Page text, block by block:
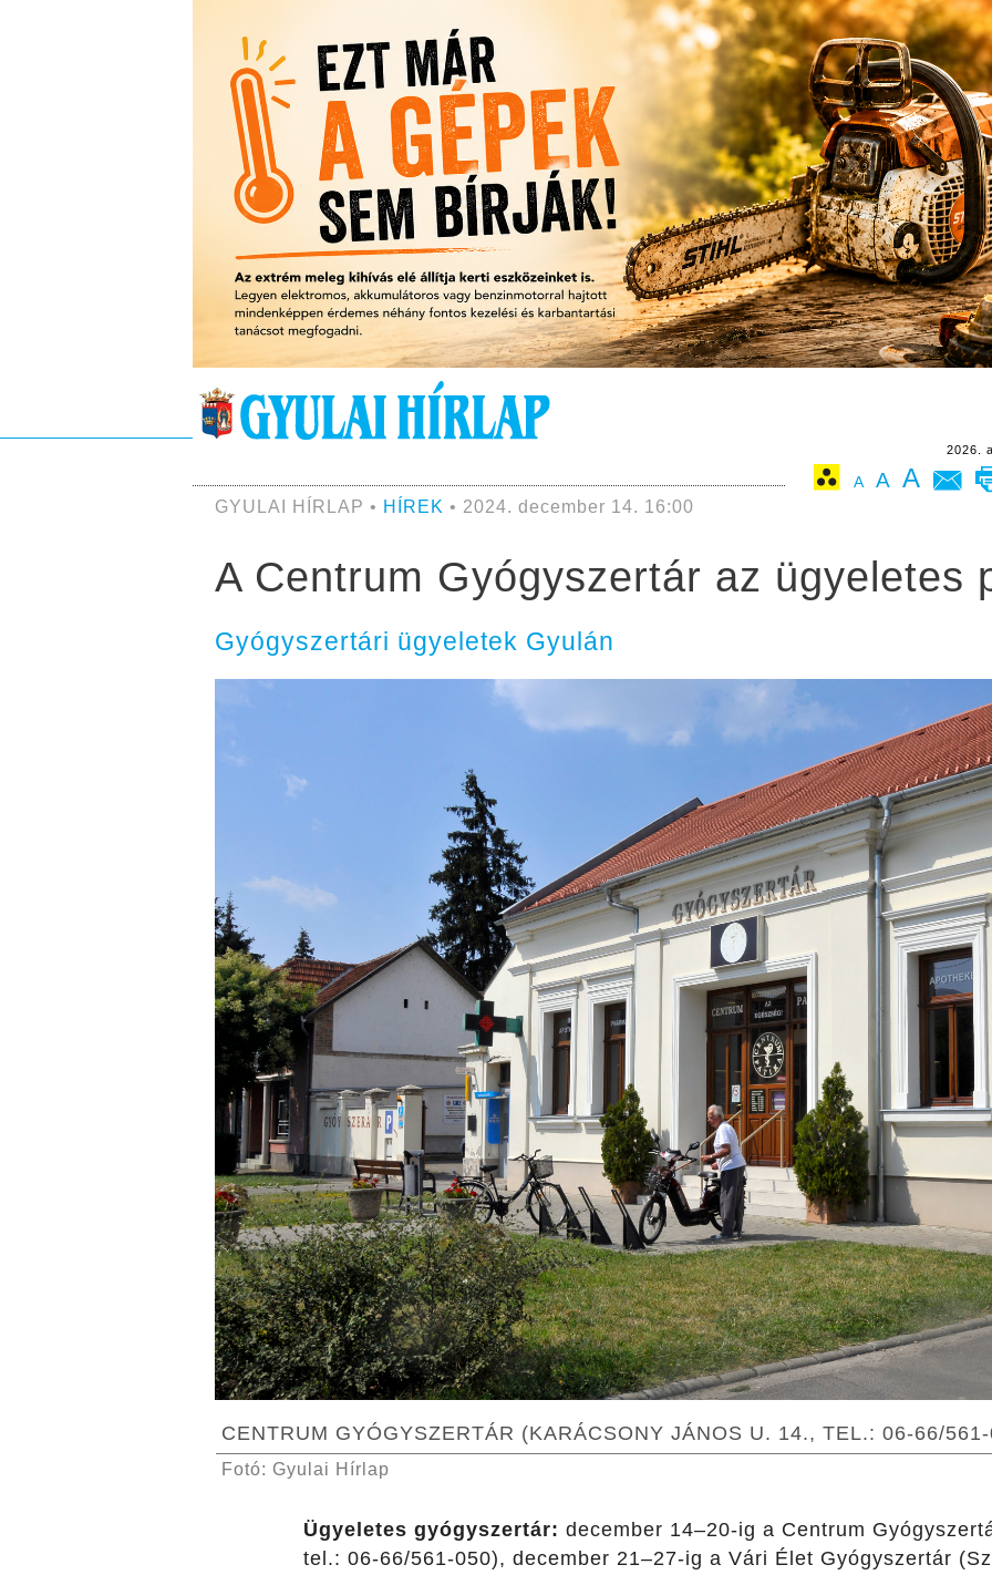
2026.
A A A
GYULAI HÍRLAP • HÍREK • 2024. december 14. 16:00
A Centrum Gyógyszertár az ügyeletes
Gyógyszertári ügyeletek Gyulán
CENTRUM GYÓGYSZERTÁR (KARÁCSONY JÁNOS U. 14., TEL.: 06-66/
Fotó: Gyulai Hírlap
Ügyeletes gyógyszertár: december 14–20-ig a Centrum
tel.: 06-66/561-050), december 21–27-ig a Vári Élet Gyógyszertár